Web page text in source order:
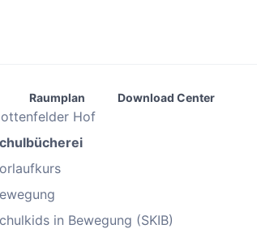
Raumplan Download Center
Hof
in Bewegung (SKIB)